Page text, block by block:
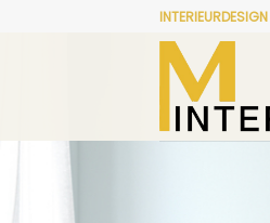
INTERIEURDESIGN